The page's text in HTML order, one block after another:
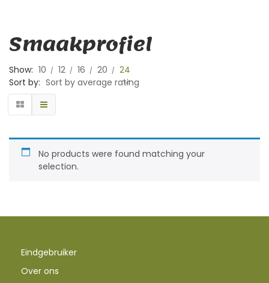
Smaakprofiel
Show: 10 12 16 20
24
Sort by: Sort by average rating
No products were found matching your
selection.
Eindgebruiker
Over ons